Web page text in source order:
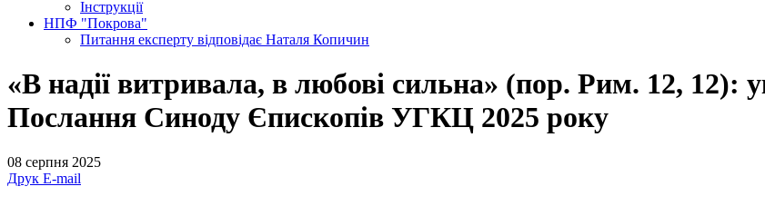
Інструкції
НПФ "Покрова"
Питання експерту відповідає Наталя Копичин
«В надії витривала, в любові сильна» (пор. Рим. 12, 12):
Послання Синоду Єпископів УГКЦ 2025 року
08 серпня 2025
Друк E-mail